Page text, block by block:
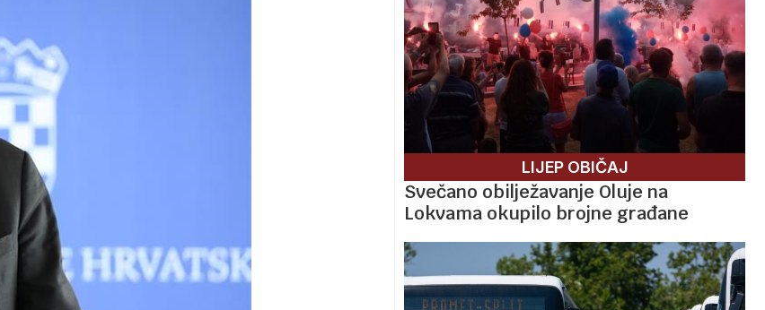
LIJEP OBIČAJ
Svečano obilježavanje Oluje na
Lokvama okupilo brojne građane